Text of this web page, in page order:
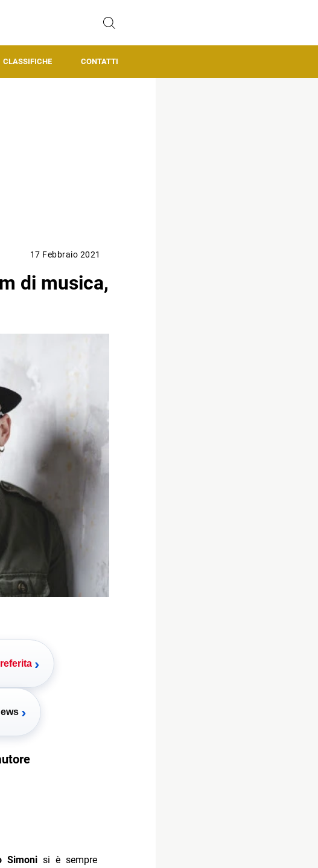
CLASSIFICHE CONTATTI
17 Febbraio 2021
di musica,
›
›
Simoni si è sempre